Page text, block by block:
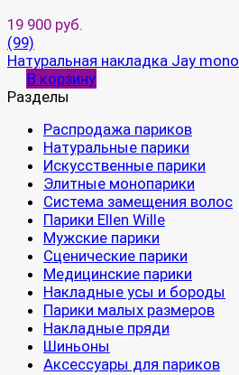
19 900 руб.
(99)
Натуральная накладка Jay mono
В корзину
Разделы
Распродажа париков
Натуральные парики
Искусственные парики
Элитные монопарики
Система замещения волос
Парики Ellen Wille
Мужские парики
Сценические парики
Медицинские парики
Накладные усы и бороды
Парики малых размеров
Накладные пряди
Шиньоны
Аксессуары для париков